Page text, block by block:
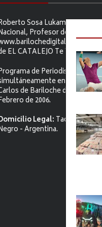
Sosa Lukam
Profesor de Ciencias
y
EL CATALEJO Te Ve.
de Periodismo
en ambos
de Bariloche desde el
de 2006.
Legal: Tacuarí 52.
- Argentina.